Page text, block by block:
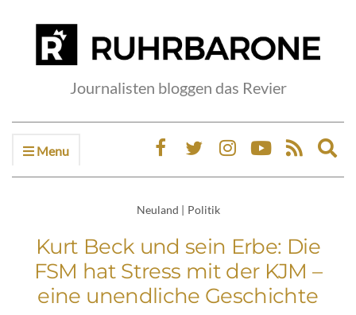
Journalisten bloggen das Revier
Menu
Neuland | Politik
Kurt Beck und sein Erbe: Die
FSM hat Stress mit der KJM –
eine unendliche Geschichte